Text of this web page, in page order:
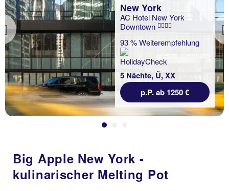
Previous
New York
AC Hotel New York
Downtown
93 % Weiterempfehlung
5 Nächte, Ü, XX
p.P. ab 1250 €
Big Apple New York -
kulinarischer Melting Pot